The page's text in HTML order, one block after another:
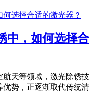
中，如何选择合
航天等领域，激光除锈技
优势，正逐渐取代传统清